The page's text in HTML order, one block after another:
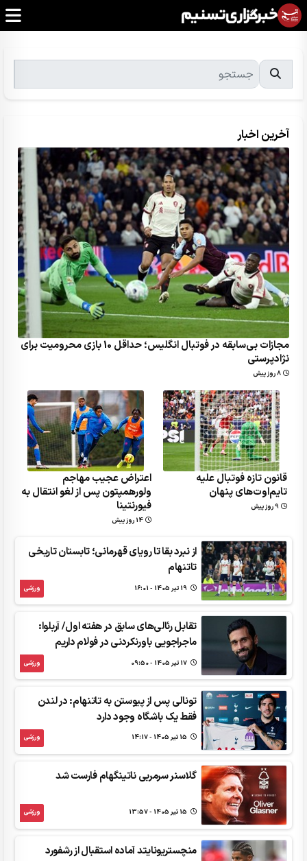
آخرین اخبار
مجازات بی‌سابقه در فوتبال انگلیس؛ حداقل 10 بازی محرومیت برای
نژادپرستی
8 روز پیش
قانون تازه فوتبال علیه
تایم‌اوت‌های پنهان
9 روز پیش
اعتراض عجیب مهاجم
ولورهمپتون پس از لغو انتقال به
فیورنتینا
14 روز پیش
از نبرد بقا تا رویای قهرمانی؛ تابستان تاریخی
تاتنهام
ورزشی
تقابل رئالی‌های سابق در هفته اول/ آربلوا:
ماجراجویی باورنکردنی در فولام داریم
ورزشی
تونالی پس از پیوستن به تاتنهام: در لندن
فقط یک باشگاه وجود دارد
ورزشی
گلاسنر سرمربی ناتینگهام فارست شد
ورزشی
منچستریونایتد آماده استقبال از رشفورد